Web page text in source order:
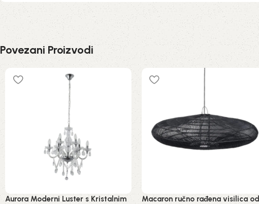
Povezani Proizvodi
Aurora Moderni Luster s Kristalnim
Macaron ručno rađena visilica od